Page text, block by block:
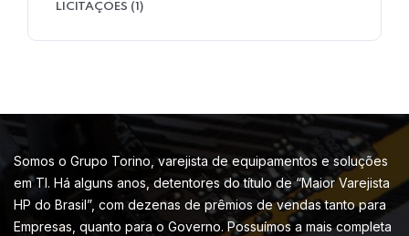
LICITAÇÕES (1)
Somos o Grupo Torino, varejista de equipamentos e soluções
em TI. Há alguns anos, detentores do título de “Maior Varejista
HP do Brasil”, com dezenas de prêmios de vendas tanto para
Empresas, quanto para o Governo. Possuímos a mais completa